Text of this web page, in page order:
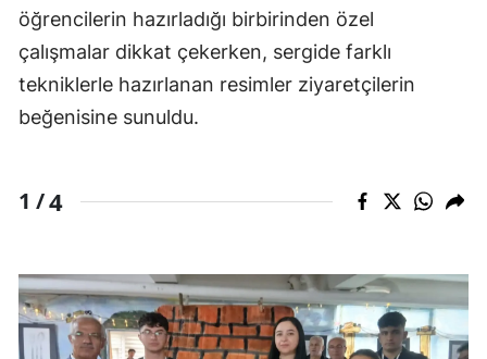
öğrencilerin hazırladığı birbirinden özel
çalışmalar dikkat çekerken, sergide farklı
tekniklerle hazırlanan resimler ziyaretçilerin
beğenisine sunuldu.
1 /4